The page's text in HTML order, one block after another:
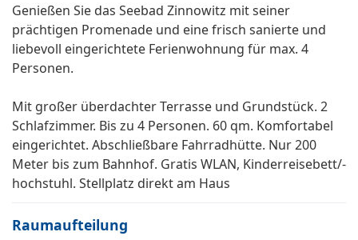
Genießen Sie das Seebad Zinnowitz mit seiner
prächtigen Promenade und eine frisch sanierte und
liebevoll eingerichtete Ferienwohnung für max. 4
Personen.
Mit großer überdachter Terrasse und Grundstück. 2
Schlafzimmer. Bis zu 4 Personen. 60 qm. Komfortabel
eingerichtet. Abschließbare Fahrradhütte. Nur 200
Meter bis zum Bahnhof. Gratis WLAN, Kinderreisebett/-
hochstuhl. Stellplatz direkt am Haus
Raumaufteilung